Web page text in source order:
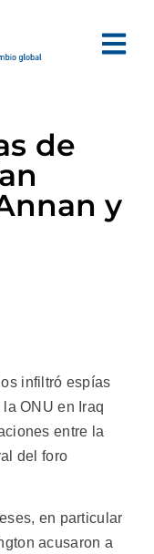
de
y
infiltró espías
ONU en Iraq
entre la
del foro
en particular
acusaron a